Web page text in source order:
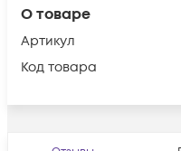
О товаре
Артикул
Код товара